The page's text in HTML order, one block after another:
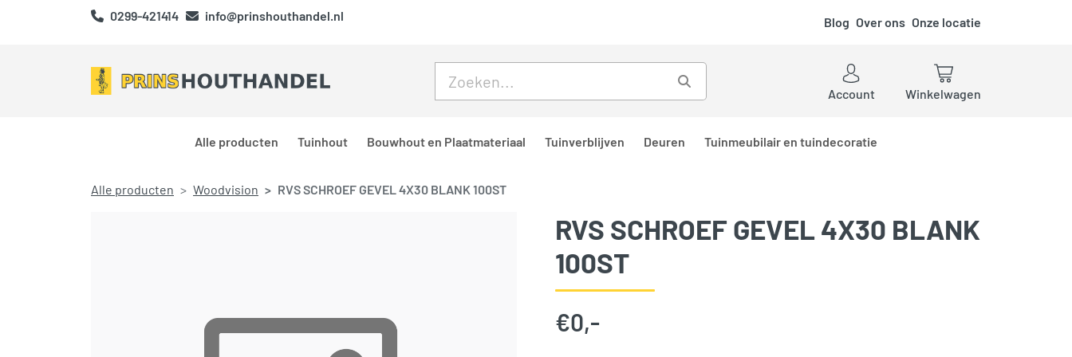
0299-421414 info@prinshouthandel.nl Blog Over ons Onze locatie
Account
Winkelwagen
Alle producten Tuinhout Bouwhout en Plaatmateriaal Tuinverblijven Deuren Tuinmeubilair en tuindecoratie
Alle producten Woodvision RVS SCHROEF GEVEL 4X30 BLANK 100ST
RVS SCHROEF GEVEL 4X30 BLANK
100ST
€0,-